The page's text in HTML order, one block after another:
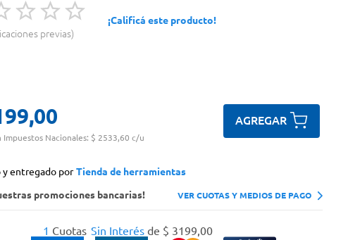
previas
¡Calificá este producto!
,00
Impuestos Nacionales: $ 2533,60 c/u
AGREGAR
y entregado por Tienda de herramientas
promociones bancarias! VER CUOTAS Y MEDIOS DE PAGO
1 Cuotas Sin Interés de $ 3199,00